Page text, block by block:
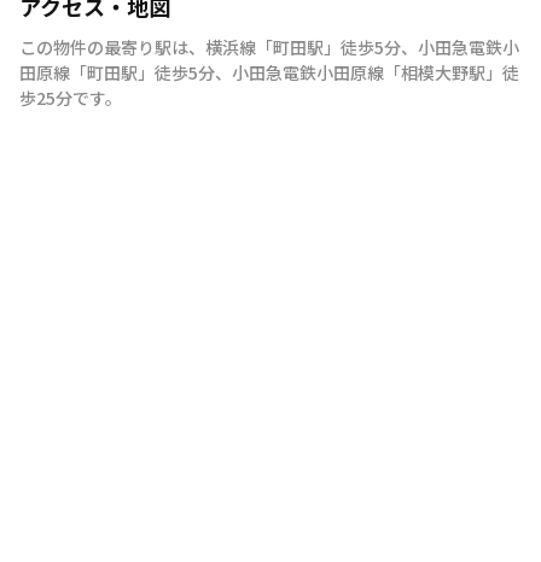
この物件の最寄り駅は、 横浜線 「町田駅 」 徒歩5分、 小田急電鉄小
田原線 「町田駅 」 徒歩5分、 小田急電鉄小田原線 「相模大野駅 」 徒
歩25分です。